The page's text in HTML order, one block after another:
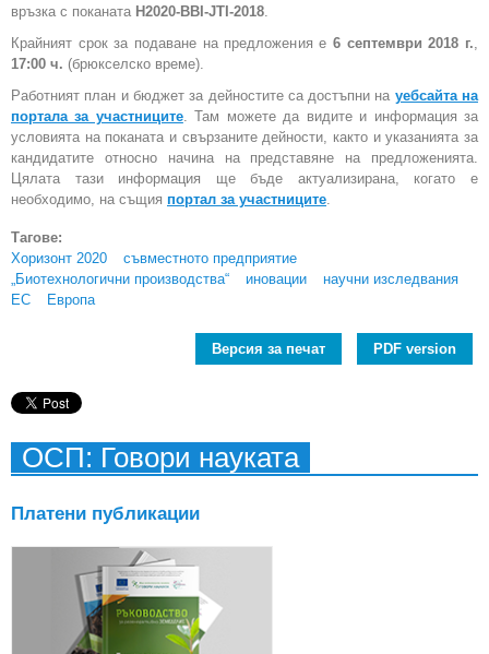
връзка с поканата H2020-BBI-JTI-2018
Крайният срок за подаване на предложения е 6 септември 2018 г.
17:00 ч. (брюкселско време).
Работният план и бюджет за дейностите са достъпни на уебсайта на
портала за участниците. Там можете да видите и информация за
условията на поканата и свързаните дейности, както и указанията за
кандидатите относно начина на представяне на предложенията.
Цялата тази информация ще бъде актуализирана, когато е
необходимо, на същия портал за участниците
Тагове:
Хоризонт 2020
съвместното предприятие
„Биотехнологични производства“
иновации
научни изследвания
ЕС
Европа
Версия за печат PDF version
ОСП: Говори науката
Платени публикации